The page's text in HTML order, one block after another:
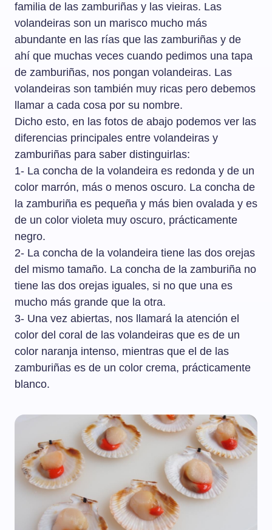
familia de las zamburiñas y las vieiras. Las
volandeiras son un marisco mucho más
abundante en las rías que las zamburiñas y de
ahí que muchas veces cuando pedimos una tapa
de zamburiñas, nos pongan volandeiras. Las
volandeiras son también muy ricas pero debemos
llamar a cada cosa por su nombre.
Dicho esto, en las fotos de abajo podemos ver las
diferencias principales entre volandeiras y
zamburiñas para saber distinguirlas:
1- La concha de la volandeira es redonda y de un
color marrón, más o menos oscuro. La concha de
la zamburiña es pequeña y más bien ovalada y es
de un color violeta muy oscuro, prácticamente
negro.
2- La concha de la volandeira tiene las dos orejas
del mismo tamaño. La concha de la zamburiña no
tiene las dos orejas iguales, si no que una es
mucho más grande que la otra.
3- Una vez abiertas, nos llamará la atención el
color del coral de las volandeiras que es de un
color naranja intenso, mientras que el de las
zamburiñas es de un color crema, prácticamente
blanco.